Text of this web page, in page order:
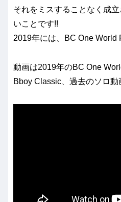
それをミスすることなく成
いことです!!
2019年には、BC One World
動画は2019年のBC One
Bboy Classic、過去のソロ動